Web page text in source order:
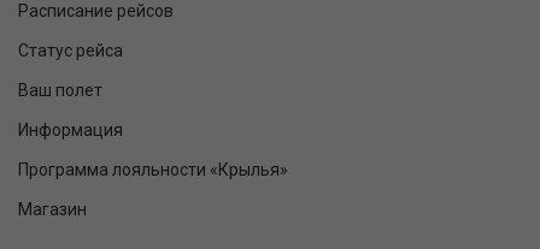
Расписание рейсов
Статус рейса
Ваш полет
Информация
Программа лояльности «Крылья»
Магазин